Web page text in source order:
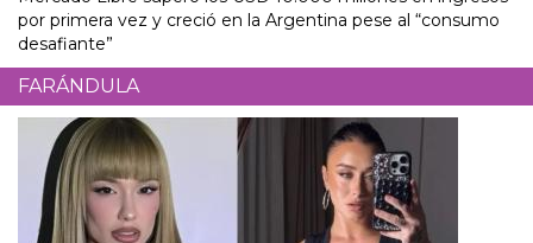
por primera vez y creció en la Argentina pese al “consumo
desafiante”
FARÁNDULA